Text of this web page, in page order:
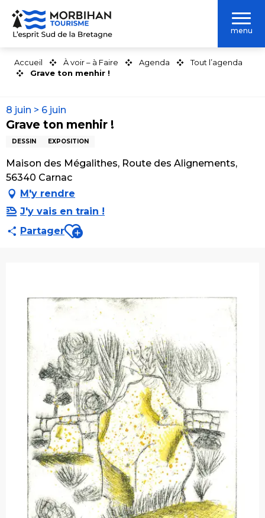
Aller
contenu
menu
Accueil À voir – à Faire Agenda
Tout l’agenda
Grave ton menhir !
8 juin > 6 juin
Grave ton menhir !
DESSIN EXPOSITION
Maison des Mégalithes, Route des Alignements,
56340 Carnac
M'y rendre
J'y vais en train !
PartagerAjouter aux favoris